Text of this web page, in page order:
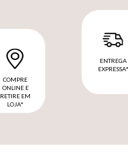
COMPRE
ONLINE E
RETIRE EM
LOJA*
ENTREGA
EXPRESSA*